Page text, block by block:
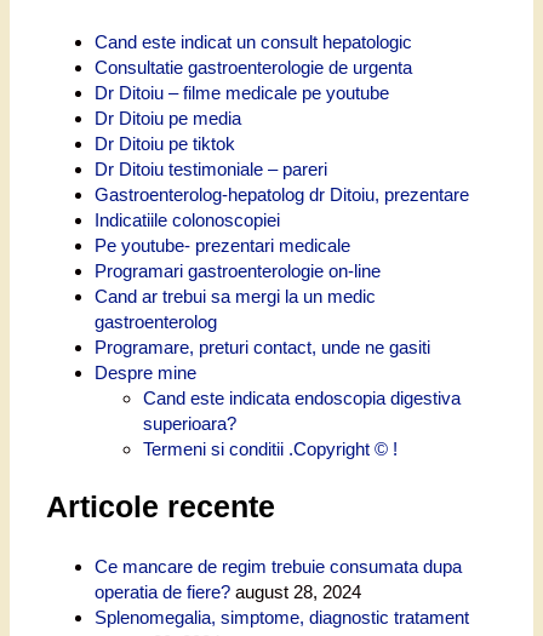
Cand este indicat un consult hepatologic
Consultatie gastroenterologie de urgenta
Dr Ditoiu – filme medicale pe youtube
Dr Ditoiu pe media
Dr Ditoiu pe tiktok
Dr Ditoiu testimoniale – pareri
Gastroenterolog-hepatolog dr Ditoiu, prezentare
Indicatiile colonoscopiei
Pe youtube- prezentari medicale
Programari gastroenterologie on-line
Cand ar trebui sa mergi la un medic
gastroenterolog
Programare, preturi contact, unde ne gasiti
Despre mine
Cand este indicata endoscopia digestiva
superioara?
Termeni si conditii .Copyright © !
Articole recente
Ce mancare de regim trebuie consumata dupa
operatia de fiere? august 28, 2024
Splenomegalia, simptome, diagnostic tratament